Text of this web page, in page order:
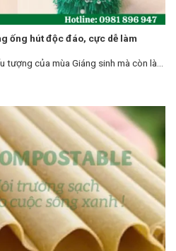
ống hút độc đáo, cực dễ làm
của mùa Giáng sinh mà còn là...